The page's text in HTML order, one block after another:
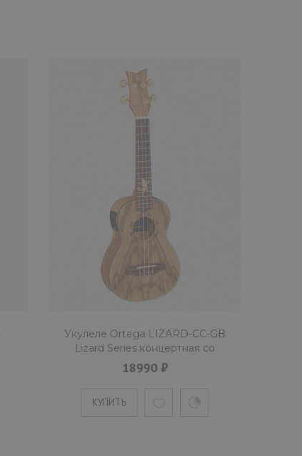
Укулеле Ortega LIZARD-CC-GB
Lizard Series концертная со
звукоснимателем
18990 ₽
КУПИТЬ